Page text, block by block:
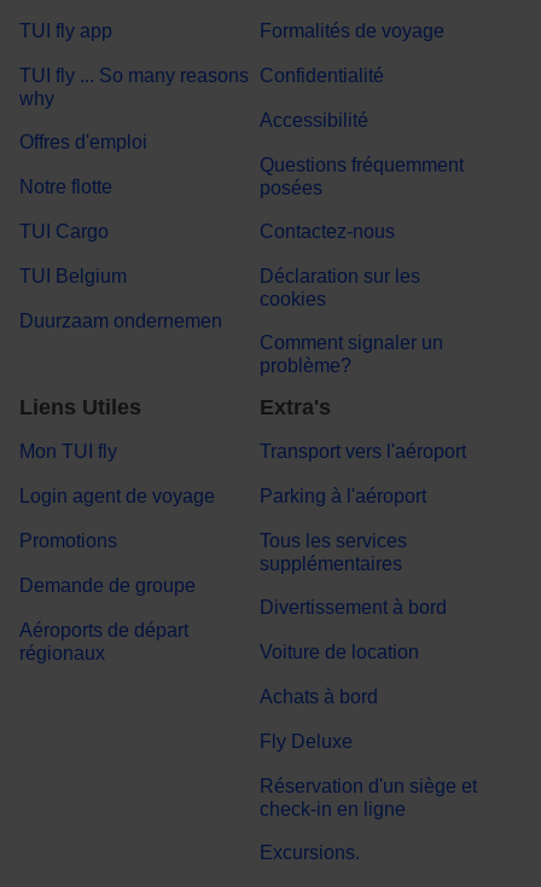
TUI fly app
TUI fly ... So many reasons
why
Offres d'emploi
Notre flotte
TUI Cargo
TUI Belgium
Duurzaam ondernemen
Formalités de voyage
Confidentialité
Accessibilité
Questions fréquemment
posées
Contactez-nous
Déclaration sur les
cookies
Comment signaler un
problème?
Liens Utiles
Mon TUI fly
Login agent de voyage
Promotions
Demande de groupe
Aéroports de départ
régionaux
Extra's
Transport vers l'aéroport
Parking à l'aéroport
Tous les services
supplémentaires
Divertissement à bord
Voiture de location
Achats à bord
Fly Deluxe
Réservation d'un siège et
check-in en ligne
Excursions.